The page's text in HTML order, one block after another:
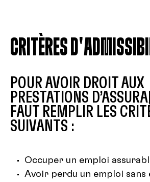
CRITÈRES
POUR AVOIR DROIT AUX
PRESTATIONS
FAUT REMPLIR LES
SUIVANTS :
Occuper un emploi
Avoir perdu un emploi sans